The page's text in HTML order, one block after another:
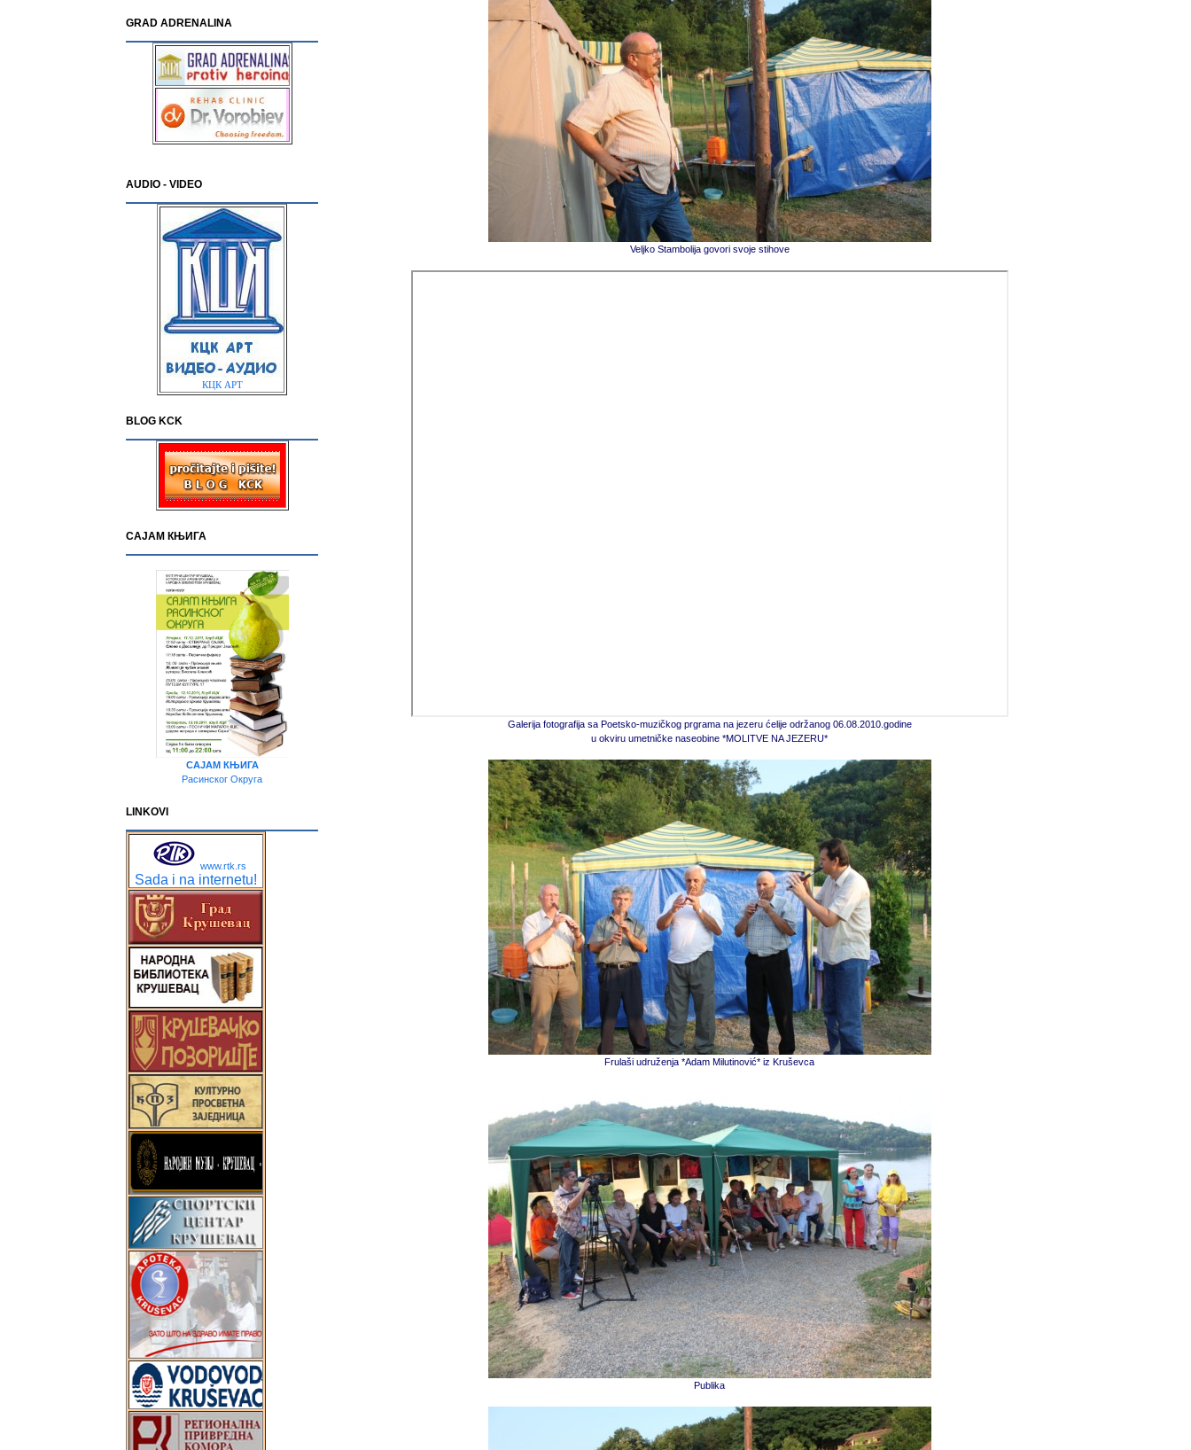
GRAD ADRENALINA
AUDIO - VIDEO
КЦК АРТ
BLOG KCK
САЈАМ КЊИГА
САЈАМ КЊИГА
Расинског Округа
LINKOVI
www.rtk.rs
Sada i na internetu!
Veljko Stambolija govori svoje stihove
Galerija fotografija sa Poetsko-muzičkog prgrama na jezeru ćelije održanog 06.08.2010.godine
u okviru umetničke naseobine *MOLITVE NA JEZERU*
Frulaši udruženja *Adam Milutinović* iz Kruševca
Publika